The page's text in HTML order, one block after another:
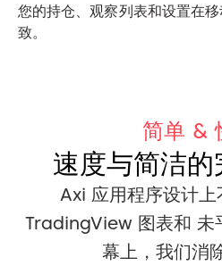
您的持仓、观察列表和设置在
致。
简单 &
速度与简洁的
Axi 应用程序设计
TradingView 图表和 未
幕上，我们消